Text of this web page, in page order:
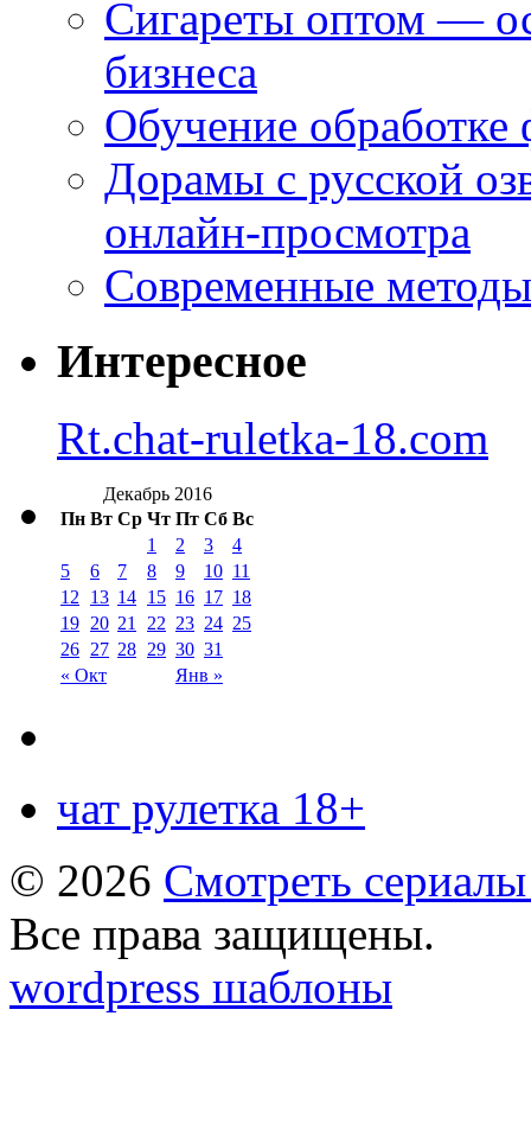
Сигареты оптом —
бизнеса
Обучение
Дорамы с русской
онлайн-просмотра
Современные
Интересное
Rt.chat-ruletka-18.com
Декабрь 2016
Пн Вт Ср Чт Пт Сб Вс
« Окт Янв »
1 2 3
4
5
6 7 8 9 10 11
12
13 14 15 16 17 18
19 20 21 22 23 24 25
26 27 28 29 30 31
чат рулетка 18+
© 2026 Смотреть
Все права защищены.
wordpress шаблоны